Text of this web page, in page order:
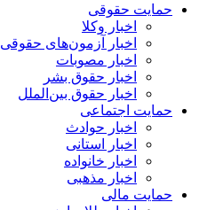
حمایت حقوقی
اخبار وکلا
اخبار آزمون‌های حقوقی
اخبار مصوبات
اخبار حقوق بشر
اخبار حقوق بین‌الملل
حمایت اجتماعی
اخبار حوادث
اخبار استانی
اخبار خانواده
اخبار مذهبی
حمایت مالی